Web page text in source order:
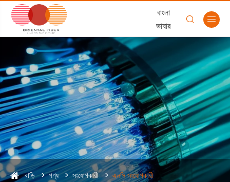
বাংলা
ভাষার
 
বাড়ি পণ্য সংযোগকারী এলসি সংযোগকারী